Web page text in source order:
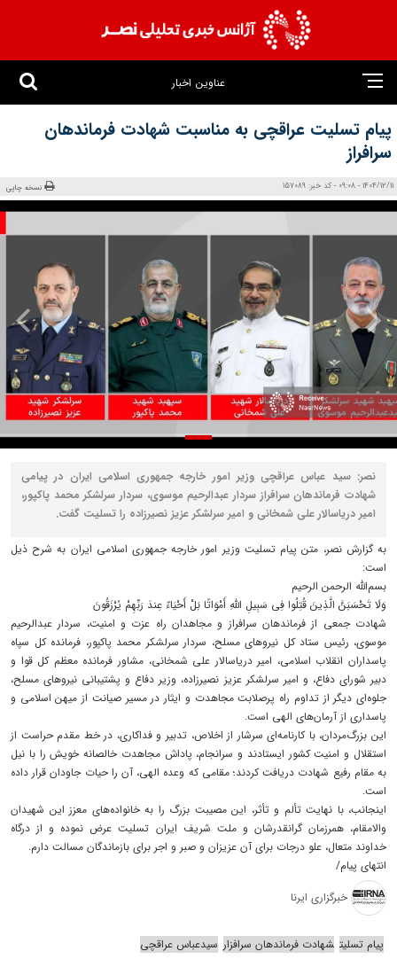
عناوین اخبار
پیام تسلیت عراقچی به مناسبت شهادت فرماندهان
سرافراز
1404/12/11 - 09:08 - کد خبر: 157089 نسخه چاپی
نصر: سید عباس عراقچی وزیر امور خارجه جمهوری اسلامی ایران در پیامی
شهادت فرماندهان سرافراز سردار عبدالرحیم موسوی، سردار سرلشکر محمد پاکپور،
امیر دریاسالار علی شمخانی و امیر سرلشکر عزیز نصیرزاده را تسلیت گفت.
به گزارش نصر، متن پیام تسلیت وزیر امور خارجه جمهوری اسلامی ایران به شرح ذیل
است:
بسم‌الله الرحمن الرحیم
وَلَا تَحْسَبَنَّ الَّذِینَ قُتِلُوا فِی سَبِیلِ اللَّهِ أَمْوَاتًا بَلْ أَحْیَاءٌ عِندَ رَبِّهِمْ یُرْزَقُونَ
شهادت جمعی از فرماندهان سرافراز و مجاهدان راه عزت و امنیت، سردار عبدالرحیم
موسوی، رئیس ستاد کل نیروهای مسلح، سردار سرلشکر محمد پاکپور، فرمانده کل سپاه
پاسداران انقلاب اسلامی، امیر دریاسالار علی شمخانی، مشاور فرمانده معظم کل قوا و
دبیر شورای دفاع، و امیر سرلشکر عزیز نصیرزاده، وزیر دفاع و پشتیبانی نیروهای مسلح،
جلوه‌ای دیگر از تداوم راه پرصلابت مجاهدت و ایثار در مسیر صیانت از میهن اسلامی و
پاسداری از آرمان‌های الهی است.
این بزرگ‌مردان، با کارنامه‌ای سرشار از اخلاص، تدبیر و فداکاری، در خط مقدم حراست از
استقلال و امنیت کشور ایستادند و سرانجام، پاداش مجاهدت خالصانه خویش را با نیل
به مقام رفیع شهادت دریافت کردند؛ مقامی که وعده الهی، آن را حیات جاودان قرار داده
است.
اینجانب، با نهایت تألم و تأثر، این مصیبت بزرگ را به خانواده‌های معزز این شهیدان
والامقام، همرزمان گرانقدرشان و ملت شریف ایران تسلیت عرض نموده و از درگاه
خداوند متعال، علو درجات برای آن عزیزان و صبر و اجر برای بازماندگان مسالت دارم.
انتهای پیام/
خبرگزاری ایرنا
پیام تسلیت شهادت فرماندهان سرافزار سیدعباس عراقچی